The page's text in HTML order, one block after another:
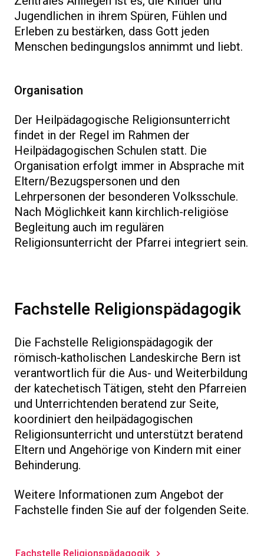
Jugendlichen in ihrem Spüren, Fühlen und
Erleben zu bestärken, dass Gott jeden
Menschen bedingungslos annimmt und liebt.
Organisation
Der Heilpädagogische Religionsunterricht
findet in der Regel im Rahmen der
Heilpädagogischen Schulen statt. Die
Organisation erfolgt immer in Absprache mit
Eltern/Bezugspersonen und den
Lehrpersonen der besonderen Volksschule.
Nach Möglichkeit kann kirchlich-religiöse
Begleitung auch im regulären
Religionsunterricht der Pfarrei integriert sein.
Fachstelle Religionspädagogik
Die Fachstelle Religionspädagogik der
römisch-katholischen Landeskirche Bern ist
verantwortlich für die Aus- und Weiterbildung
der katechetisch Tätigen, steht den Pfarreien
und Unterrichtenden beratend zur Seite,
koordiniert den heilpädagogischen
Religionsunterricht und unterstützt beratend
Eltern und Angehörige von Kindern mit einer
Behinderung.
Weitere Informationen zum Angebot der
Fachstelle finden Sie auf der folgenden Seite.